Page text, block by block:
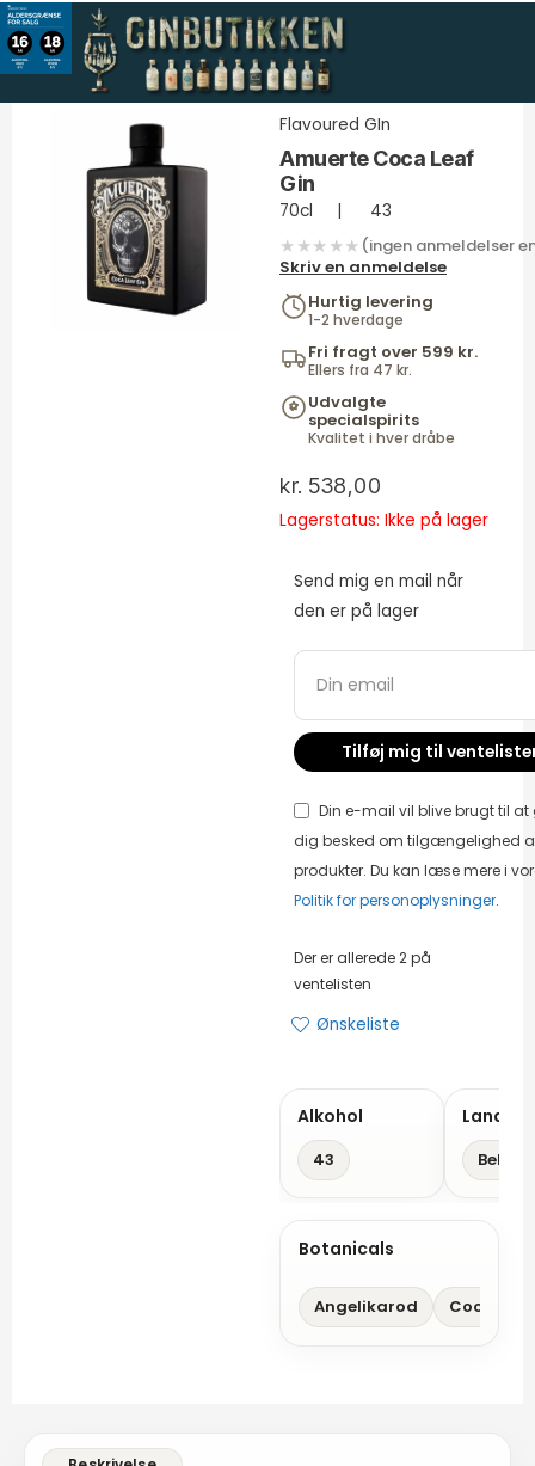
Gå
til
indholdet
Flavoured GIn
Amuerte Coca Leaf
Gin
70cl 43
★★★★★ (ingen anmeldelser
Skriv en anmeldelse
Hurtig levering
1-2 hverdage
Fri fragt over 599 kr.
Ellers fra 47 kr.
Udvalgte
specialspirits
Kvalitet i hver dråbe
kr. 538,00
Lagerstatus: Ikke på lager
Send mig en mail når
den er på lager
Din e-mail vil blive brugt til at
dig besked om tilgængelighed
produkter. Du kan læse mere i
Politik for personoplysninger.
Der er allerede 2 på
ventelisten
Ønskeliste
Alkohol
43
Land
Botanicals
Angelikarod Coca Leaf